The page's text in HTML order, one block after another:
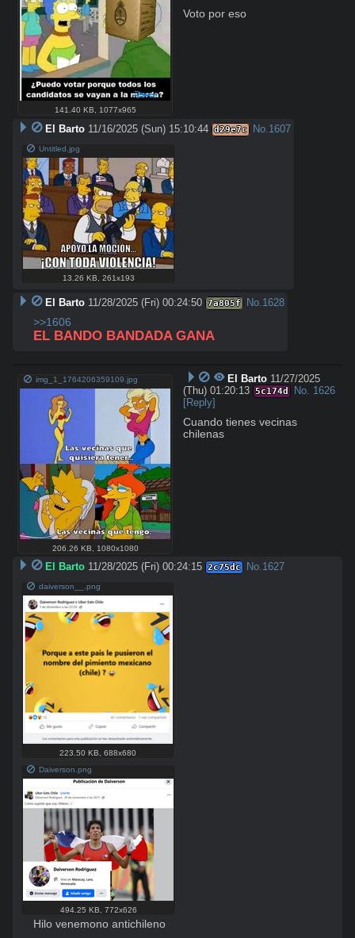
141.40 KB, 1077x965
Voto por eso
El Barto 11/16/2025 (Sun) 15:10:44 d29e7c No. 1607
Untitled.jpg
13.26 KB 261x193
El Barto 11/28/2025 (Fri) 00:24:50 7a805f No. 1628
>>1606
EL BANDO BANDADA GANA
img_1_1764206359109.jpg
206.26 KB 1080x1080
El Barto 11/27/2025
(Thu) 01:20:13 5c174d No. 1626
[Reply]
Cuando tienes vecinas
chilenas
El Barto 11/28/2025 (Fri) 00:24:15 2c75dc No.1627
daiverson__.png
223.50 KB,688x680
Daiverson.png
494.25 KB 772x626
Hilo venemono antichileno